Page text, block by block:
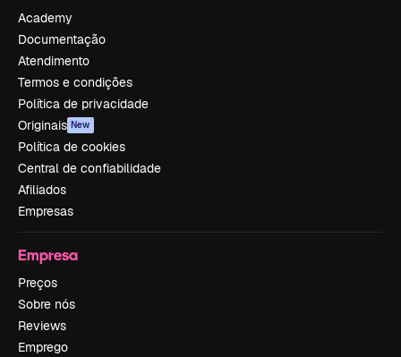
Academy
Documentação
Atendimento
Termos e condições
Política de privacidade
Originais New
Política de cookies
Central de confiabilidade
Afiliados
Empresas
Empresa
Preços
Sobre nós
Reviews
Emprego